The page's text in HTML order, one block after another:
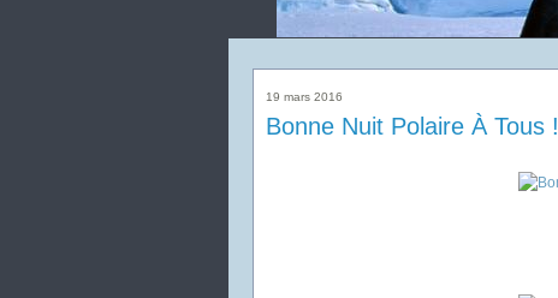
19 mars 2016
Bonne Nuit Polaire À Tous !